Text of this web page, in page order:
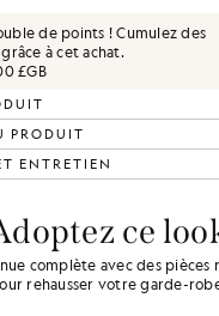
de points ! Cumulez des
grâce à cet achat.
£GB
PRODUIT
ENTRETIEN
ce
complète avec des pièces
rehausser votre garde-